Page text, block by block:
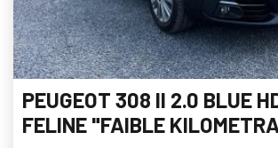
PEUGEOT 308 II 2.0 BLUE
FELINE "FAIBLE